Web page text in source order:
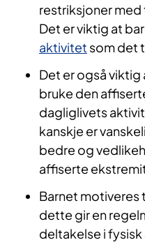
restriksjoner
Det er viktig at
aktivitet som det
Det er også viktig
bruke den
dagliglivets
kanskje er
bedre og
affiserte
Barnet motiveres
dette gir en
deltakelse i